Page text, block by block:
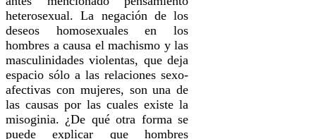
heterosexual. La negación de los
deseos homosexuales en los
hombres a causa el machismo y las
masculinidades violentas, que deja
espacio sólo a las relaciones sexo-
afectivas con mujeres, son una de
las causas por las cuales existe la
misoginia. ¿De qué otra forma se
puede explicar que hombres